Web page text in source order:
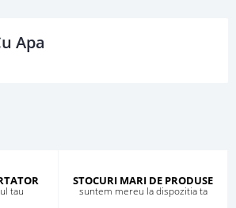
Apa
tau
STOCURI MARI DE PRODUSE
suntem mereu la dispozitia ta